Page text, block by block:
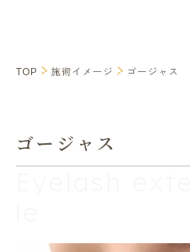
TOP 施術イメージ ゴージャス
ゴージャス